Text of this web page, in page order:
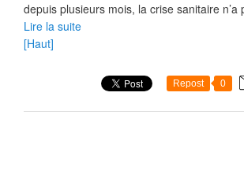
depuis plusieurs mois, la crise sanitaire n’a
Lire la suite
[Haut]
Repost 0